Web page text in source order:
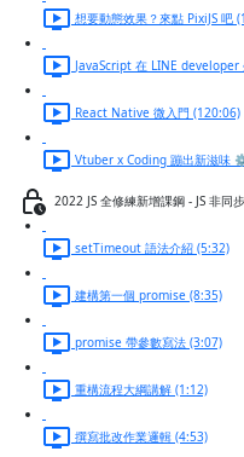
想要動態效果？來點 PixiJS 吧
JavaScript 在 LINE
React Native 微入門 (120:06)
Vtuber x Coding 蹦出新滋味
2022 JS 全修練新增課鋼 - JS 非
setTimeout 語法介紹 (5:32)
建構第一個 promise (8:35)
promise 帶參數寫法 (3:07)
重構流程大綱講解 (1:12)
撰寫批改作業邏輯 (4:53)